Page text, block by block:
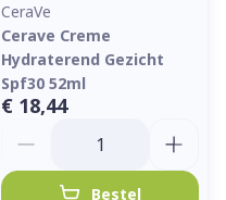
CeraVe
Cerave Creme
Hydraterend Gezicht
Spf30 52ml
€ 18,44
Bestel